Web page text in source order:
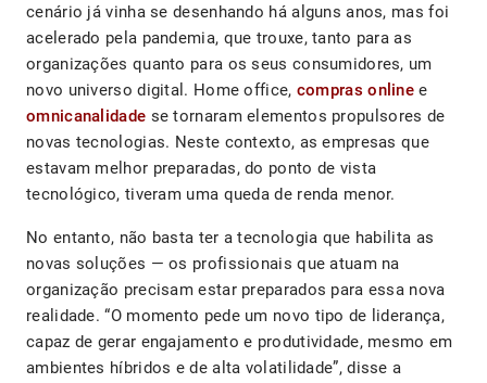
cenário já vinha se desenhando há alguns anos, mas foi
acelerado pela pandemia, que trouxe, tanto para as
organizações quanto para os seus consumidores, um
novo universo digital. Home office, compras online e
omnicanalidade se tornaram elementos propulsores de
novas tecnologias. Neste contexto, as empresas que
estavam melhor preparadas, do ponto de vista
tecnológico, tiveram uma queda de renda menor.
No entanto, não basta ter a tecnologia que habilita as
novas soluções — os profissionais que atuam na
organização precisam estar preparados para essa nova
realidade. “O momento pede um novo tipo de liderança,
capaz de gerar engajamento e produtividade, mesmo em
ambientes híbridos e de alta volatilidade”, disse a